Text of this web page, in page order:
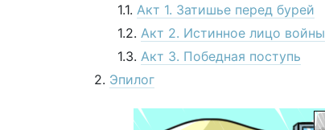
Акт 1. Затишье перед бурей
Акт 2. Истинное лицо войны
Акт 3. Победная поступь
Эпилог